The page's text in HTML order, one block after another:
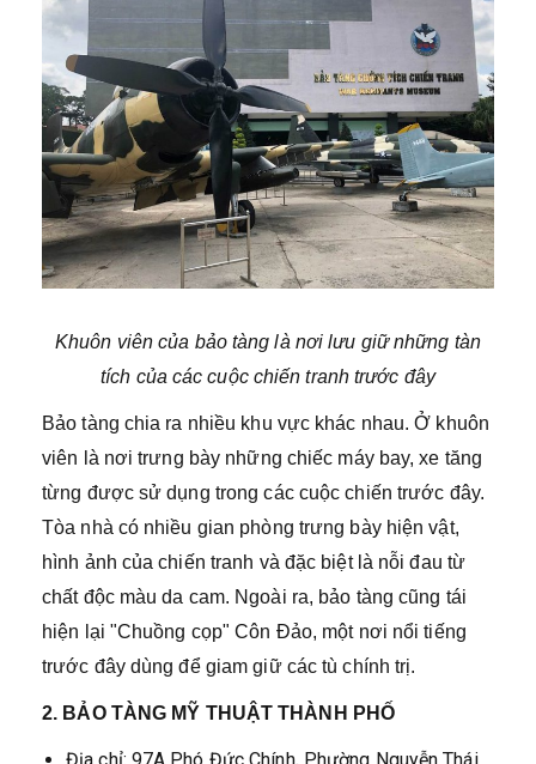
Khuôn viên của bảo tàng là nơi lưu giữ những tàn
tích của các cuộc chiến tranh trước đây
Bảo tàng chia ra nhiều khu vực khác nhau. Ở khuôn
viên là nơi trưng bày những chiếc máy bay, xe tăng
từng được sử dụng trong các cuộc chiến trước đây.
Tòa nhà có nhiều gian phòng trưng bày hiện vật,
hình ảnh của chiến tranh và đặc biệt là nỗi đau từ
chất độc màu da cam. Ngoài ra, bảo tàng cũng tái
hiện lại "Chuồng cọp" Côn Đảo, một nơi nổi tiếng
trước đây dùng để giam giữ các tù chính trị.
2. BẢO TÀNG MỸ THUẬT THÀNH PHỐ
Địa chỉ: 97A Phó Đức Chính, Phường Nguyễn Thái